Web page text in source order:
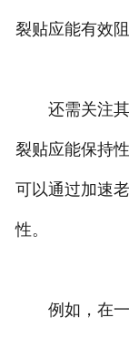
裂贴应能有效
还需关注其
裂贴应能保持
可以通过加速
性。
例如，在一